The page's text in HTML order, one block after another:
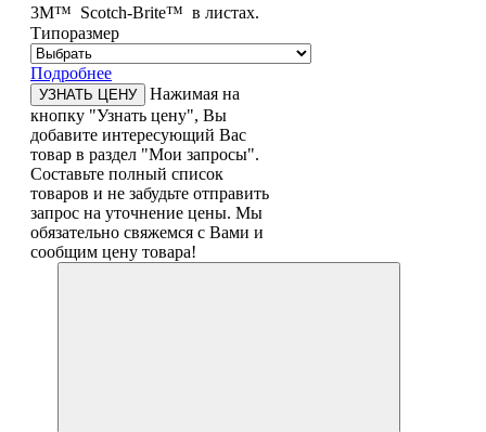
3M™ Scotch-Brite™ в листах.
Типоразмер
Подробнее
УЗНАТЬ ЦЕНУ
Нажимая на
кнопку "Узнать цену", Вы
добавите интересующий Вас
товар в раздел "Мои запросы".
Составьте полный список
товаров и не забудьте отправить
запрос на уточнение цены. Мы
обязательно свяжемся с Вами и
сообщим цену товара!